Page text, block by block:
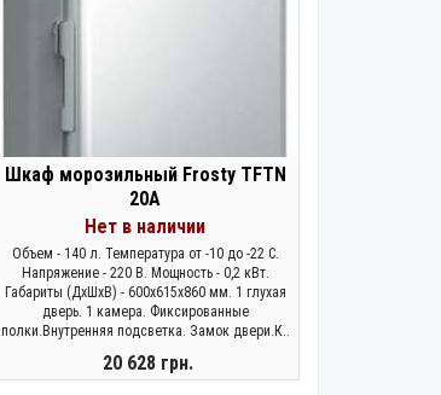
Шкаф морозильный Frosty TFTN
20A
Нет в наличии
Объем - 140 л. Температура от -10 до -22 C.
Напряжение - 220 В. Мощность - 0,2 кВт.
Габариты (ДхШхВ) - 600х615х860 мм. 1 глухая
дверь. 1 камера. Фиксированные
полки.Внутренняя подсветка. Замок двери.К..
20 628 грн.